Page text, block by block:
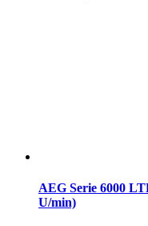
AEG Serie 6000
U/min)